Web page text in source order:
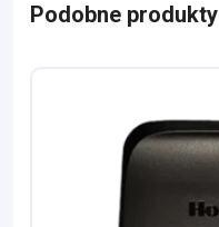
Podobne produkty